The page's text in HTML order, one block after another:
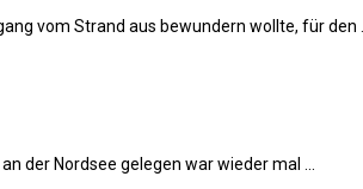
vom Strand aus bewundern wollte, für den ...
der Nordsee gelegen war wieder mal ...